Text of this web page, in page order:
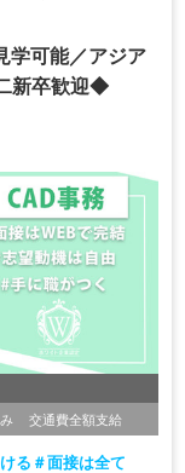
学可能／アジア
新卒歓迎◆
交通費全額支給
る＃面接は全て